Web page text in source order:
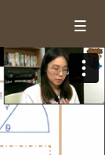
0/1
0/2
27:55